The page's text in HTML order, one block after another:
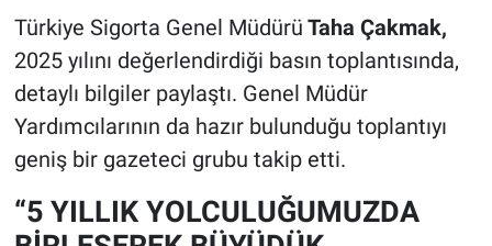
Türkiye Sigorta Genel Müdürü Taha Çakmak,
2025 yılını değerlendirdiği basın toplantısında,
detaylı bilgiler paylaştı. Genel Müdür
Yardımcılarının da hazır bulunduğu toplantıyı
geniş bir gazeteci grubu takip etti.
“5 YILLIK YOLCULUĞUMUZDA